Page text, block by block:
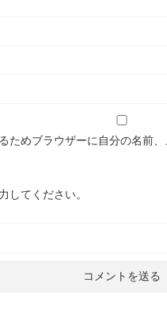
ためブラウザーに自分の名前
してください。